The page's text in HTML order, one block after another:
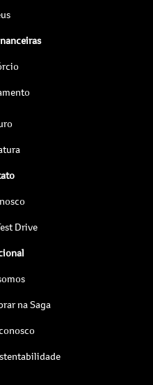
Drive
na Saga